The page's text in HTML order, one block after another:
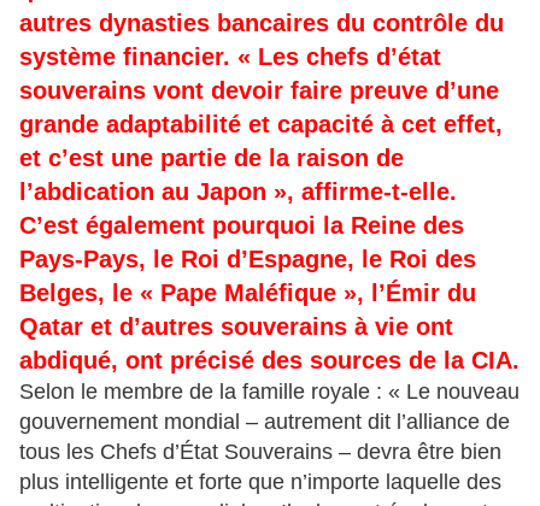
autres dynasties bancaires du contrôle du
système financier. « Les chefs d’état
souverains vont devoir faire preuve d’une
grande adaptabilité et capacité à cet effet,
et c’est une partie de la raison de
l’abdication au Japon », affirme-t-elle.
C’est également pourquoi la Reine des
Pays-Pays, le Roi d’Espagne, le Roi des
Belges, le « Pape Maléfique », l’Émir du
Qatar et d’autres souverains à vie ont
abdiqué, ont précisé des sources de la CIA.
Selon le membre de la famille royale : « Le nouveau
gouvernement mondial – autrement dit l’alliance de
tous les Chefs d’État Souverains – devra être bien
plus intelligente et forte que n’importe laquelle des